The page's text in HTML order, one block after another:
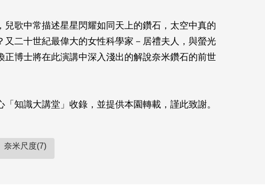
兒歌中常描述星星閃耀如同天上的鑽石，太空中真的
又二十世紀最偉大的女性科學家－居禮夫人，與螢光
正博士將在此演講中深入淺出的解說奈米鑽石的前世
知識大講堂」收錄，並提供本園轉載，謹此致謝。
奈米尺度(7)